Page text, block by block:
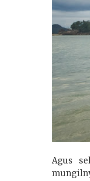
Agus